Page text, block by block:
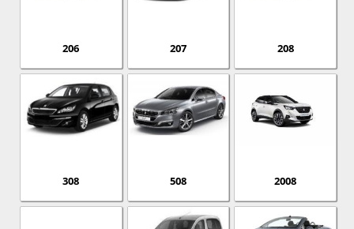
206 207 208
308 508 2008